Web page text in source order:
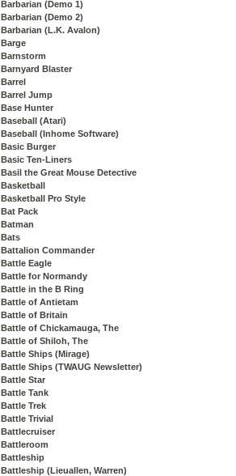
Barbarian (Demo 1)
Barbarian (Demo 2)
Barbarian (L.K. Avalon)
Barge
Barnstorm
Barnyard Blaster
Barrel
Barrel Jump
Base Hunter
Baseball (Atari)
Baseball (Inhome Software)
Basic Burger
Basic Ten-Liners
Basil the Great Mouse Detective
Basketball
Basketball Pro Style
Bat Pack
Batman
Bats
Battalion Commander
Battle Eagle
Battle for Normandy
Battle in the B Ring
Battle of Antietam
Battle of Britain
Battle of Chickamauga, The
Battle of Shiloh, The
Battle Ships (Mirage)
Battle Ships (TWAUG Newsletter)
Battle Star
Battle Tank
Battle Trek
Battle Trivial
Battlecruiser
Battleroom
Battleship
Battleship (Lieuallen, Warren)